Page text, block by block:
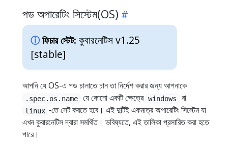
পড অপারেটিং সিস্টেম(OS)
ফিচার স্টেট: কুবারনেটিস v1.25
[stable]
আপনি যে OS-এ পড চালাতে চান তা নির্দেশ করার জন্য আপনাকে
.spec.os.name যে কোনো একটি ক্ষেত্রে windows বা
linux -তে সেট করতে হবে। এই দুটিই একমাত্র অপারেটিং সিস্টেম যা
এখন কুবারনেটিস দ্বারা সমর্থিত। ভবিষ্যতে, এই তালিকা প্রসারিত করা হতে
পারে।